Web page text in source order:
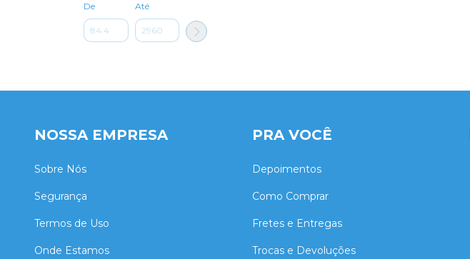
De Até
NOSSA EMPRESA
Sobre Nós
Segurança
Termos de Uso
Onde Estamos
PRA VOCÊ
Depoimentos
Como Comprar
Fretes e Entregas
Trocas e Devoluções